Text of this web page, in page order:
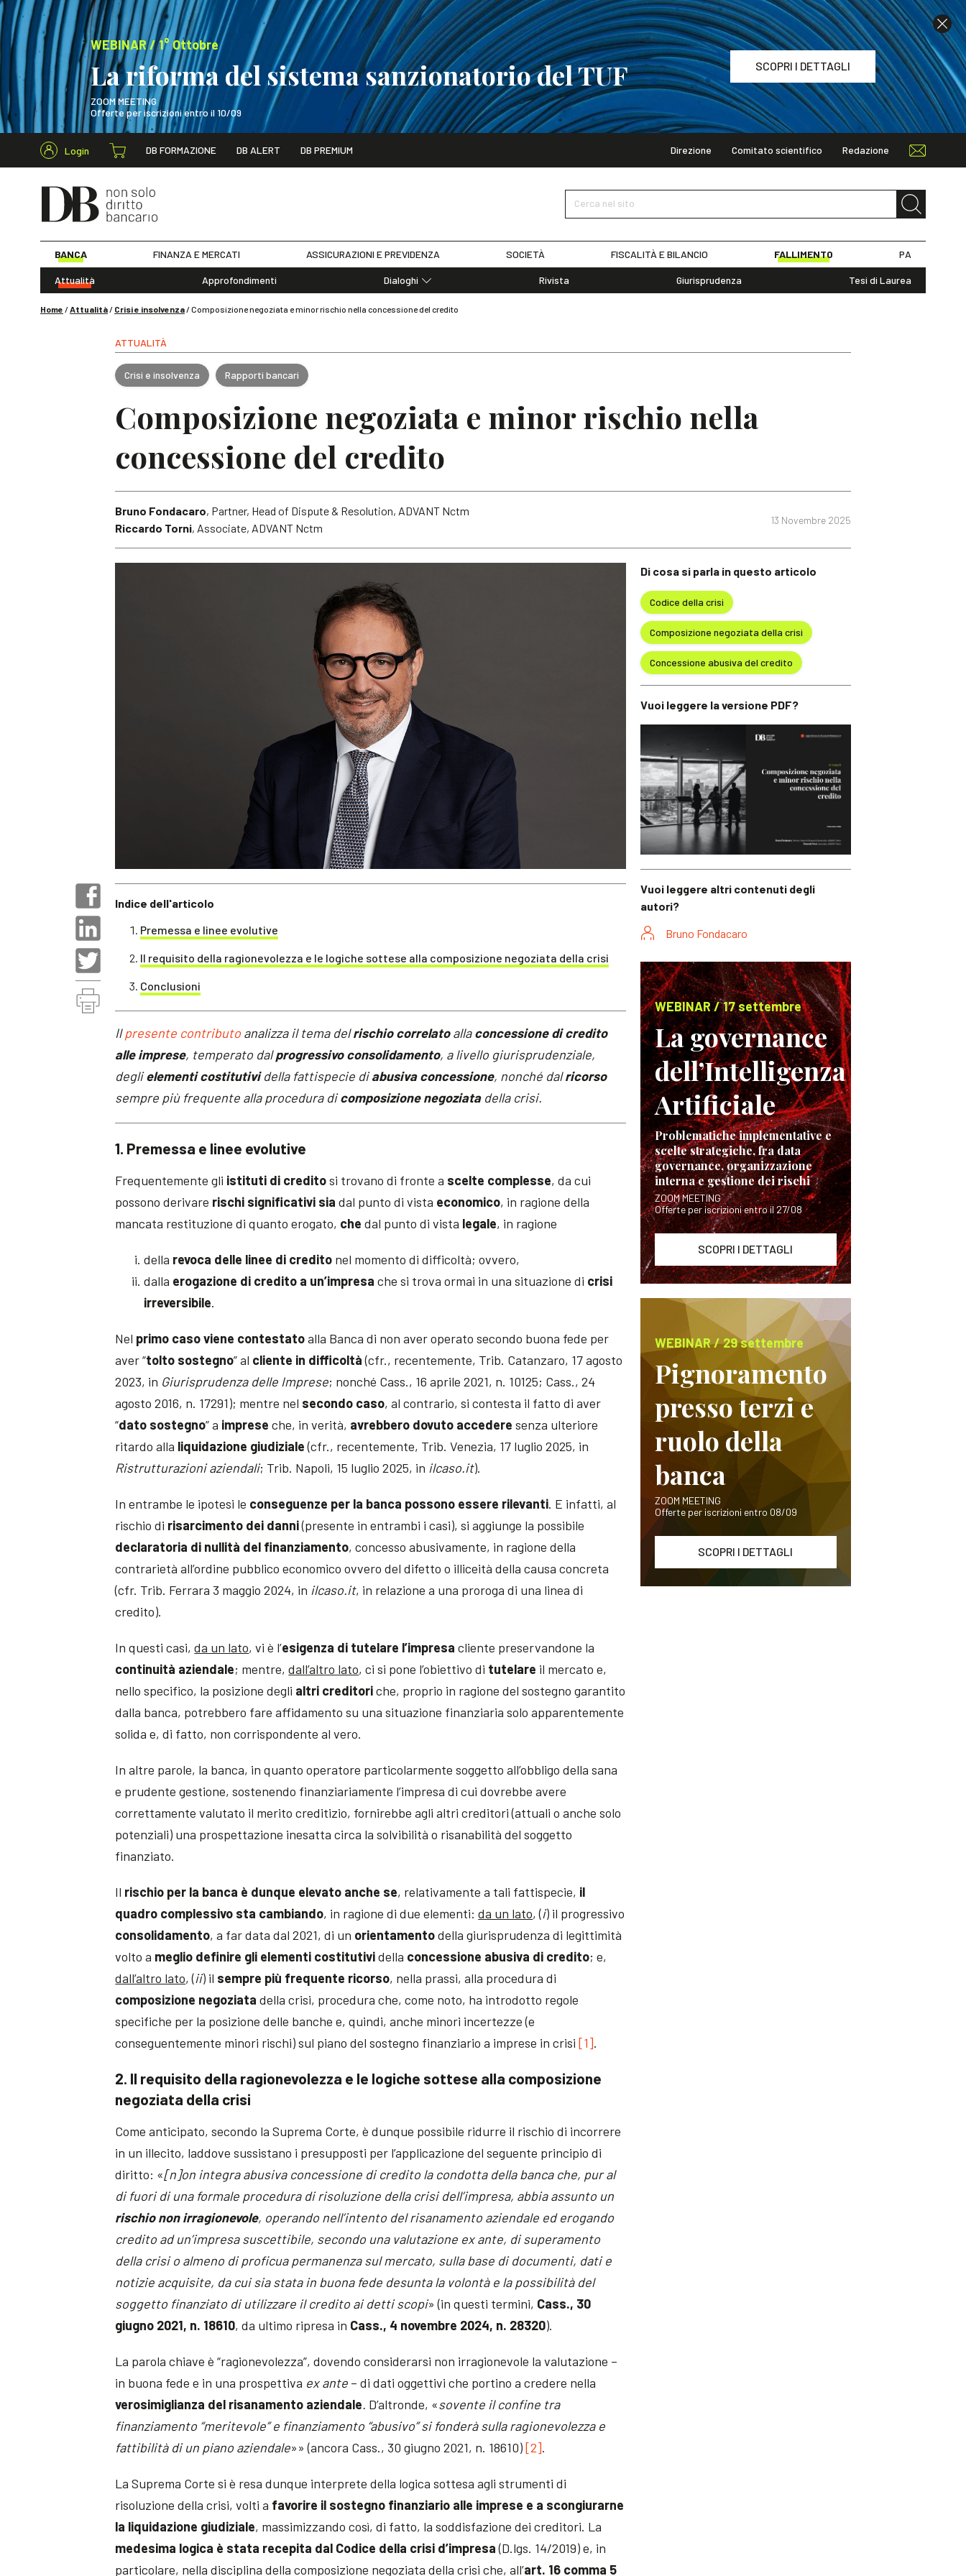
WEBINAR / 1° Ottobre
La riforma del sistema sanzionatorio del TUF
ZOOM MEETING
Offerte per iscrizioni entro il 10/09
SCOPRI I DETTAGLI
WEBINAR / 1° Ottobre
Login DB FORMAZIONE DB ALERT DB PREMIUM Direzione Comitato scientifico Redazione
Cerca nel sito
BANCA FINANZA E MERCATI ASSICURAZIONI E PREVIDENZA SOCIETÀ FISCALITÀ E BILANCIO FALLIMENTO PA
Attualità Approfondimenti
Dialoghi
Rivista Giurisprudenza Tesi di Laurea
Home /Attualità/ Crisi e insolvenza/Composizione negoziata e minor rischio nella concessione del credito
ATTUALITÀ
Crisi e insolvenza Rapporti bancari
Composizione negoziata e minor rischio nella
concessione del credito
13 Novembre 2025
Bruno Fondacaro, Partner, Head of Dispute & Resolution, ADVANT Nctm
Riccardo Torni, Associate, ADVANT Nctm
Indice dell'articolo
Premessa e linee evolutive
Il requisito della ragionevolezza e le logiche sottese alla composizione negoziata della crisi
Conclusioni
Ilpresente contributo analizza il tema delrischio correlatoallaconcessione di credito
alle imprese, temperato dalprogressivo consolidamento, a livello giurisprudenziale,
deglielementi costitutividella fattispecie diabusiva concessione, nonché dalricorso
sempre più frequente alla procedura dicomposizione negoziatadella crisi.
1. Premessa e linee evolutive
Frequentemente gli istituti di creditosi trovano di fronte a scelte complesse, da cui
possono derivare rischi significativi sia dal punto di vista economico, in ragione della
mancata restituzione di quanto erogato, che dal punto di vista legale, in ragione
della revoca delle linee di credito nel momento di difficoltà; ovvero,
dalla erogazione di credito a un’impresa che si trova ormai in una situazione di crisi
irreversibile.
Nel primo caso viene contestatoalla Banca di non aver operato secondo buona fede per
aver “tolto sostegno” al cliente in difficoltà(cfr., recentemente, Trib. Catanzaro, 17 agosto
2023, in Giurisprudenza delle Imprese; nonché Cass., 16 aprile 2021, n. 10125; Cass., 24
agosto 2016, n. 17291); mentre nel secondo caso, al contrario, si contesta il fatto di aver
“dato sostegno” a imprese che, in verità, avrebbero dovuto accedere senza ulteriore
ritardo alla liquidazione giudiziale(cfr., recentemente, Trib. Venezia, 17 luglio 2025, in
Ristrutturazioni aziendali; Trib. Napoli, 15 luglio 2025, in ilcaso.it).
In entrambe le ipotesi le conseguenze per la banca possono essere rilevanti. E infatti, al
rischio di risarcimento dei danni(presente in entrambi i casi), si aggiunge la possibile
declaratoria di nullità del finanziamento, concesso abusivamente, in ragione della
contrarietà all’ordine pubblico economico ovvero del difetto o illiceità della causa concreta
(cfr. Trib. Ferrara 3 maggio 2024, in ilcaso.it, in relazione a una proroga di una linea di
credito).
In questi casi,da un lato, vi è l’esigenza di tutelare l’impresa cliente preservandone la
continuità aziendale; mentre,dall’altro lato, ci si pone l’obiettivo di tutelare il mercato e,
nello specifico, la posizione degli altri creditoriche, proprio in ragione del sostegno garantito
dalla banca, potrebbero fare affidamento su una situazione finanziaria solo apparentemente
solida e, di fatto, non corrispondente al vero.
In altre parole, la banca, in quanto operatore particolarmente soggetto all’obbligo della sana
e prudente gestione, sostenendo finanziariamente l’impresa di cui dovrebbe avere
correttamente valutato il merito creditizio, fornirebbe agli altri creditori (attuali o anche solo
potenziali) una prospettazione inesatta circa la solvibilità o risanabilità del soggetto
finanziato.
Il rischio per la banca è dunque elevato anche se, relativamente a tali fattispecie, il
quadro complessivo sta cambiando, in ragione di due elementi:da un lato, (i) il progressivo
consolidamento, a far data dal 2021, di un orientamentodella giurisprudenza di legittimità
volto a meglio definire gli elementi costitutividella concessione abusiva di credito; e,
dall’altro lato, (ii) il sempre più frequente ricorso, nella prassi, alla procedura di
composizione negoziata della crisi, procedura che, come noto, ha introdotto regole
specifiche per la posizione delle banche e, quindi, anche minori incertezze (e
conseguentemente minori rischi) sul piano del sostegno finanziario a imprese in crisi[1].
2. Il requisito della ragionevolezza e le logiche sottese alla composizione
negoziata della crisi
Come anticipato, secondo la Suprema Corte, è dunque possibile ridurre il rischio di incorrere
in un illecito, laddove sussistano i presupposti per l’applicazione del seguente principio di
diritto: «[n]on integra abusiva concessione di credito la condotta della banca che, pur al
di fuori di una formale procedura di risoluzione della crisi dell’impresa, abbia assunto un
rischio non irragionevole, operando nell’intento del risanamento aziendale ed erogando
credito ad un’impresa suscettibile, secondo una valutazione ex ante, di superamento
della crisi o almeno di proficua permanenza sul mercato, sulla base di documenti, dati e
notizie acquisite, da cui sia stata in buona fede desunta la volontà e la possibilità del
soggetto finanziato di utilizzare il credito ai detti scopi» (in questi termini, Cass., 30
giugno 2021, n. 18610, da ultimo ripresa in Cass., 4 novembre 2024, n. 28320).
La parola chiave è “ragionevolezza”, dovendo considerarsi non irragionevole la valutazione –
in buona fede e in una prospettiva ex ante – di dati oggettivi che portino a credere nella
verosimiglianza del risanamento aziendale. D’altronde, «sovente il confine tra
finanziamento “meritevole” e finanziamento “abusivo” si fonderà sulla ragionevolezza e
fattibilità di un piano aziendale»» (ancora Cass., 30 giugno 2021, n. 18610)[2].
La Suprema Corte si è resa dunque interprete della logica sottesa agli strumenti di
risoluzione della crisi, volti a favorire il sostegno finanziario alle imprese e a scongiurarne
la liquidazione giudiziale, massimizzando così, di fatto, la soddisfazione dei creditori. La
medesima logica è stata recepita dal Codice della crisi d’impresa(D.lgs. 14/2019) e, in
particolare, nella disciplina della composizione negoziata della crisi che, all’art. 16 comma 5
Di cosa si parla in questo articolo
Codice della crisi
Composizione negoziata della crisi
Concessione abusiva del credito
Vuoi leggere la versione PDF?
Vuoi leggere altri contenuti degli
autori?
Bruno Fondacaro
WEBINAR / 17 settembre
La governance
dell’Intelligenza
Artificiale
Problematiche implementative e
scelte strategiche, fra data
governance, organizzazione
interna e gestione dei rischi
ZOOM MEETING
Offerte per iscrizioni entro il 27/08
SCOPRI I DETTAGLI
WEBINAR / 29 settembre
Pignoramento
presso terzi e
ruolo della
banca
ZOOM MEETING
Offerte per iscrizioni entro 08/09
SCOPRI I DETTAGLI